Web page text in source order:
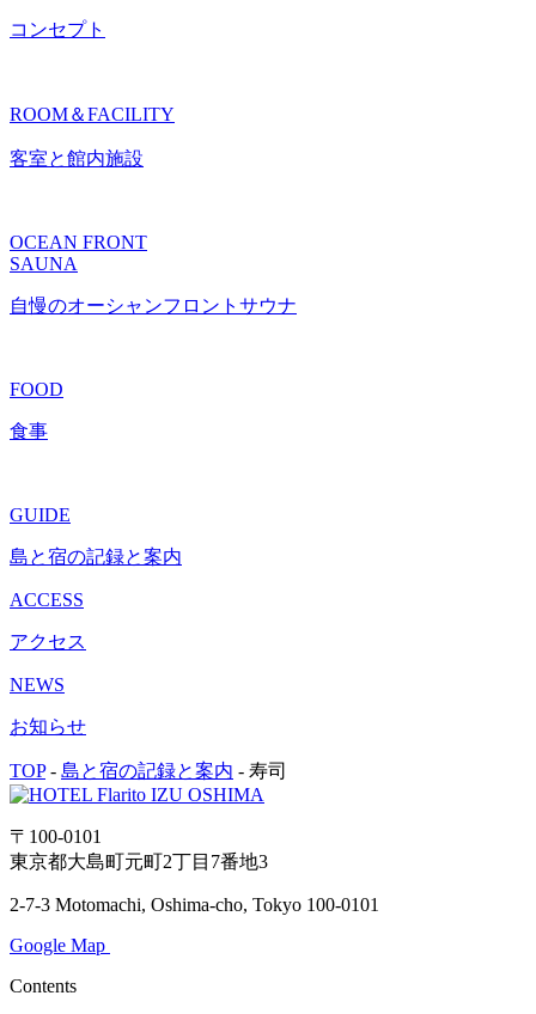
コンセプト
ROOM＆FACILITY
客室と館内施設
OCEAN FRONT
SAUNA
自慢のオーシャンフロントサウナ
FOOD
食事
GUIDE
島と宿の記録と案内
ACCESS
アクセス
NEWS
お知らせ
TOP - 島と宿の記録と案内 - 寿司
〒100-0101
東京都大島町元町2丁目7番地3
2-7-3 Motomachi, Oshima-cho, Tokyo 100-0101
Google Map
Contents